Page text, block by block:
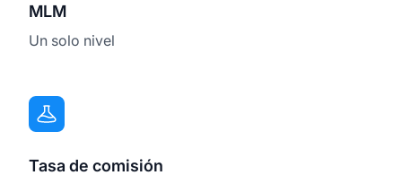
MLM
Un solo nivel
Tasa de comisión